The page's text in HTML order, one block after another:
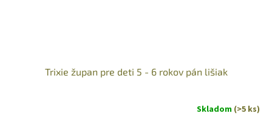
Trixie župan pre deti 5 - 6 rokov pán lišiak
Skladom (>5 ks)